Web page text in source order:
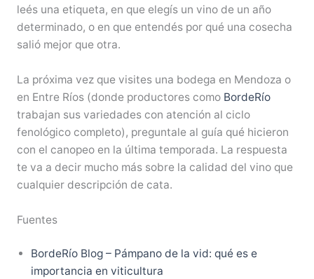
leés una etiqueta, en que elegís un vino de un año
determinado, o en que entendés por qué una cosecha
salió mejor que otra.
La próxima vez que visites una bodega en Mendoza o
en Entre Ríos (donde productores como BordeRío
trabajan sus variedades con atención al ciclo
fenológico completo), preguntale al guía qué hicieron
con el canopeo en la última temporada. La respuesta
te va a decir mucho más sobre la calidad del vino que
cualquier descripción de cata.
Fuentes
BordeRío Blog – Pámpano de la vid: qué es e
importancia en viticultura